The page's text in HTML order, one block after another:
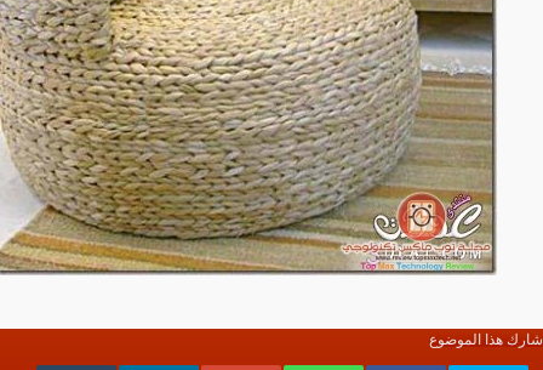
شارك هذا الموضوع